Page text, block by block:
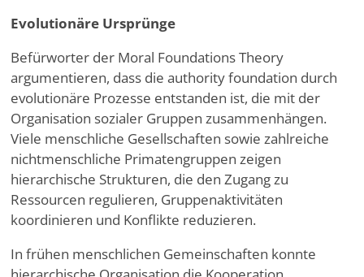
Evolutionäre Ursprünge
Befürworter der Moral Foundations Theory
argumentieren, dass die authority foundation durch
evolutionäre Prozesse entstanden ist, die mit der
Organisation sozialer Gruppen zusammenhängen.
Viele menschliche Gesellschaften sowie zahlreiche
nichtmenschliche Primatengruppen zeigen
hierarchische Strukturen, die den Zugang zu
Ressourcen regulieren, Gruppenaktivitäten
koordinieren und Konflikte reduzieren.
In frühen menschlichen Gemeinschaften konnte